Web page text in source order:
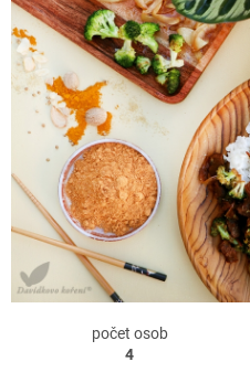
počet osob
4